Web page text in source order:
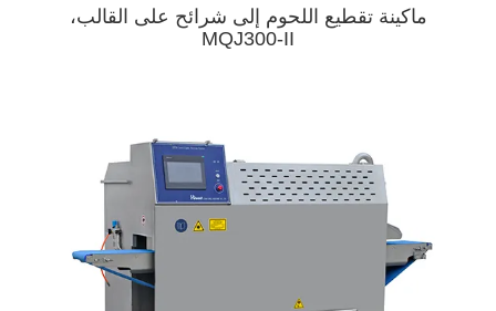
ماكينة تقطيع اللحوم إلى شرائح على القالب،
MQJ300-II